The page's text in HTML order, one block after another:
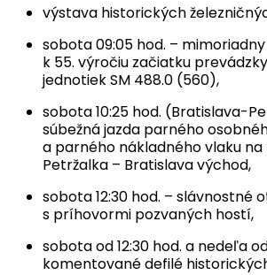
výstava historických
sobota 09:05 hod. –
k 55. výročiu začiatku
jednotiek SM 488.0 (560),
sobota 10:25 hod. (Bratislava-
súbežná jazda parného
a parného nákladného vlaku
Petržalka – Bratislava východ,
sobota 12:30 hod. – slávnostné
s príhovormi pozvaných hostí,
sobota od 12:30 hod. a nedeľa
komentované defilé